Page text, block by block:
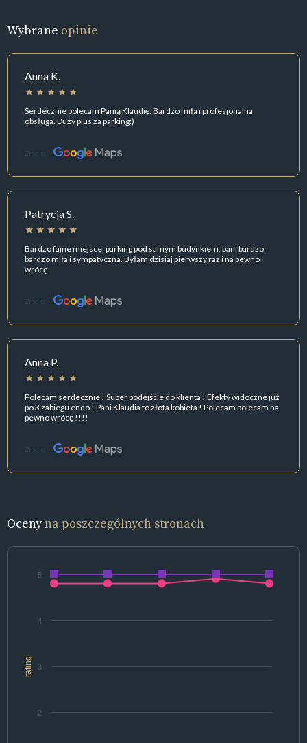
Wybrane opinie
Anna K.
Serdecznie polecam Panią Klaudię. Bardzo miła i profesjonalna
obsługa. Duży plus za parking:)
Źródło:
Patrycja S.
Bardzo fajne miejsce, parking pod samym budynkiem, pani bardzo,
bardzo miła i sympatyczna. Byłam dzisiaj pierwszy raz i na pewno
wrócę.
Źródło:
Anna P.
Polecam serdecznie ! Super podejście do klienta ! Efekty widoczne już
po 3 zabiegu endo ! Pani Klaudia to złota kobieta ! Polecam polecam na
pewno wrócę !!!!
Źródło:
Ocenyna poszczególnych stronach
rating
2
3
4
5